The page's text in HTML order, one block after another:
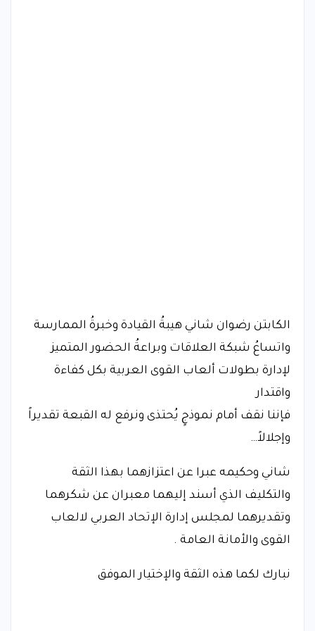
الكابتن رضوان شاني هيبةُ القيادة وخبرةُ الممارسة
واتساعُ شبكة العلاقات وبراعةُ الحضور المتميز
لإدارة بطولات ألعاب القوى العربية بكل كفاءة
واقتدار
فإننا نقف أمام نموذجٍ يُحتذى ونرفع له القبعة تقديراً
وإجلالاً…
شاني وحكيمه عبرا عن اعتزازهما بهذا الثقة
والتكليف الذي أسند إليهما معبران عن شكرهما
وتقديرهما لمجلس إدارة الإتحاد العربي لالعاب
القوى والأمانة العامة .
نبارك لكما هذه الثقة والإختيار الموفق